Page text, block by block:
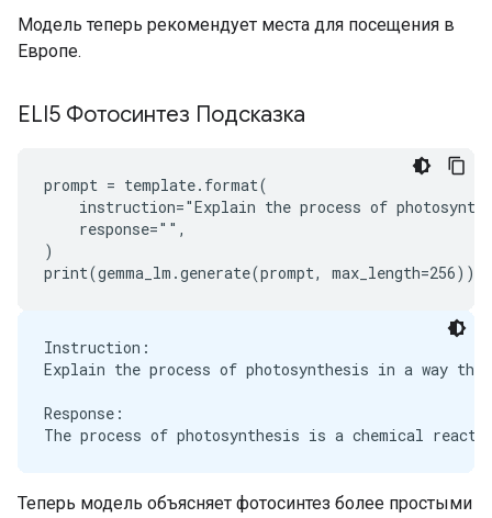
Модель теперь рекомендует места для посещения в
Европе.
ELI5 Фотосинтез Подсказка
prompt = template.format(
instruction="Explain the process of
    response="",
)
Instruction:
Explain the process of photosynthesis in a way
Response:
Теперь модель объясняет фотосинтез более простыми